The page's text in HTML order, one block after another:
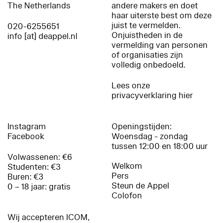
The Netherlands
020-6255651
info [at] deappel.nl
andere makers en doet
haar uiterste best om deze
juist te vermelden.
Onjuistheden in de
vermelding van personen
of organisaties zijn
volledig onbedoeld.
Lees onze
privacyverklaring hier
Instagram
Facebook
Volwassenen: €6
Studenten: €3
Buren: €3
0 – 18 jaar: gratis
Wij accepteren ICOM,
Openingstijden:
Woensdag - zondag
tussen 12:00 en 18:00 uur
Welkom
Pers
Steun de Appel
Colofon